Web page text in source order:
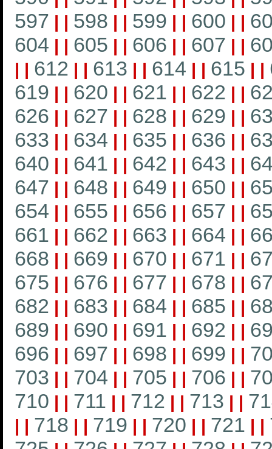
597 | | 598 | | 599 | | 600 | |
604 | | 605 | | 606 | | 607 | |
| | 612 | | 613 | | 614 | | 615 | |
619 | | 620 | | 621 | | 622 | |
626 | | 627 | | 628 | | 629 | |
633 | | 634 | | 635 | | 636 | |
640 | | 641 | | 642 | | 643 | |
647 | | 648 | | 649 | | 650 | |
654 | | 655 | | 656 | | 657 | |
661 | | 662 | | 663 | | 664 | |
668 | | 669 | | 670 | | 671 | |
675 | | 676 | | 677 | | 678 | |
682 | | 683 | | 684 | | 685 | |
689 | | 690 | | 691 | | 692 | |
696 | | 697 | | 698 | | 699 | |
703 | | 704 | | 705 | | 706 | |
710 | | 711 | | 712 | | 713 | |
| | 718 | | 719 | | 720 | | 721 | |